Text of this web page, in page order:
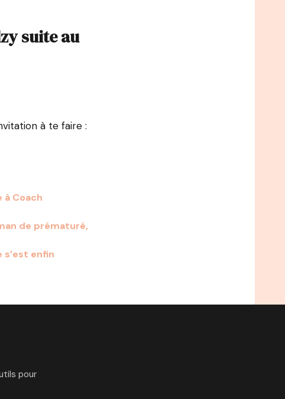
suite au
à te faire :
à Coach
de prématuré,
s’est enfin
pour